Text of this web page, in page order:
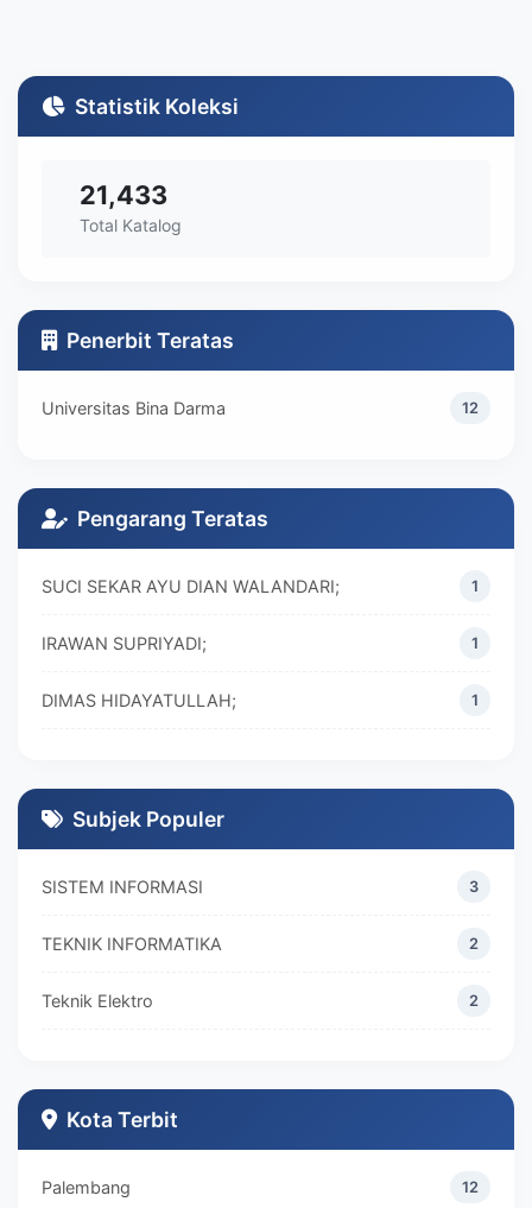
Statistik Koleksi
21,433
Total Katalog
Penerbit Teratas
Universitas Bina Darma 12
Pengarang Teratas
SUCI SEKAR AYU DIAN WALANDARI; 1
IRAWAN SUPRIYADI; 1
DIMAS HIDAYATULLAH; 1
DIVA MARISKA;
Subjek Populer
SISTEM INFORMASI 3
TEKNIK INFORMATIKA 2
Teknik Elektro 2
Teknik Industri
Kota Terbit
Palembang 12